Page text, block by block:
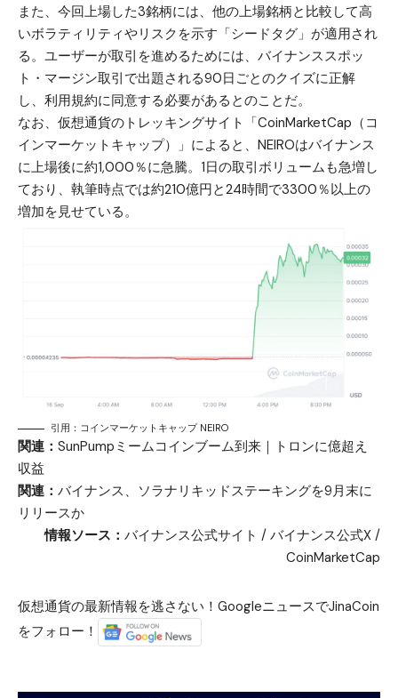
また、今回上場した3銘柄には、他の上場銘柄と比較して高
いボラティリティやリスクを示す「シードタグ」が適用され
る。ユーザーが取引を進めるためには、バイナンススポッ
ト・マージン取引で出題される90日ごとのクイズに正解
し、利用規約に同意する必要があるとのことだ。
なお、仮想通貨のトレッキングサイト「CoinMarketCap（コ
インマーケットキャップ）」によると、NEIROはバイナンス
に上場後に約1,000％に急騰。1日の取引ボリュームも急増し
ており、執筆時点では約210億円と24時間で3300％以上の
増加を見せている。
引用：コインマーケットキャップ NEIRO
関連： SunPumpミームコインブーム到来｜トロンに億超え
収益
関連： バイナンス、ソラナリキッドステーキングを9月末に
リリースか
情報ソース： バイナンス公式サイト / バイナンス公式X /
CoinMarketCap
仮想通貨の最新情報を逃さない！GoogleニュースでJinaCoin
をフォロー！